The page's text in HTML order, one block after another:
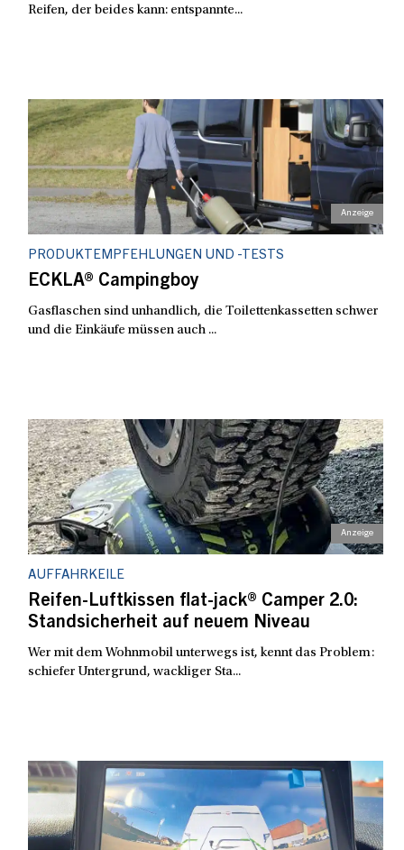
Reifen, der beides kann: entspannte...
PRODUKTEMPFEHLUNGEN UND -TESTS
ECKLA® Campingboy
Gasflaschen sind unhandlich, die Toilettenkassetten schwer
und die Einkäufe müssen auch ...
AUFFAHRKEILE
Reifen-Luftkissen flat-jack® Camper 2.0:
Standsicherheit auf neuem Niveau
Wer mit dem Wohnmobil unterwegs ist, kennt das Problem:
schiefer Untergrund, wackliger Sta...